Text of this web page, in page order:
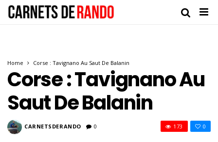
Home Corse : Tavignano Au Saut De Balanin
Corse : Tavignano Au
Saut De Balanin
CARNETSDERANDO 0 0
173